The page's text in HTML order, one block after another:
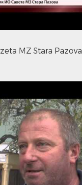
MZ Stara Pazova